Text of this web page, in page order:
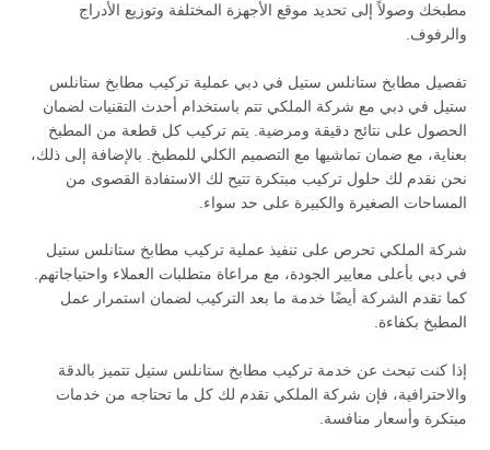
مطبخك وصولاً إلى تحديد موقع الأجهزة المختلفة وتوزيع الأدراج
والرفوف.
تفصيل مطابخ ستانلس ستيل في دبي عملية تركيب مطابخ ستانلس
ستيل في دبي مع شركة الملكي تتم باستخدام أحدث التقنيات لضمان
الحصول على نتائج دقيقة ومرضية. يتم تركيب كل قطعة من المطبخ
بعناية، مع ضمان تماشيها مع التصميم الكلي للمطبخ. بالإضافة إلى ذلك،
نحن نقدم لك حلول تركيب مبتكرة تتيح لك الاستفادة القصوى من
المساحات الصغيرة والكبيرة على حد سواء.
شركة الملكي تحرص على تنفيذ عملية تركيب مطابخ ستانلس ستيل
في دبي بأعلى معايير الجودة، مع مراعاة متطلبات العملاء واحتياجاتهم.
كما تقدم الشركة أيضًا خدمة ما بعد التركيب لضمان استمرار عمل
المطبخ بكفاءة.
إذا كنت تبحث عن خدمة تركيب مطابخ ستانلس ستيل تتميز بالدقة
والاحترافية، فإن شركة الملكي تقدم لك كل ما تحتاجه من خدمات
مبتكرة وأسعار منافسة.